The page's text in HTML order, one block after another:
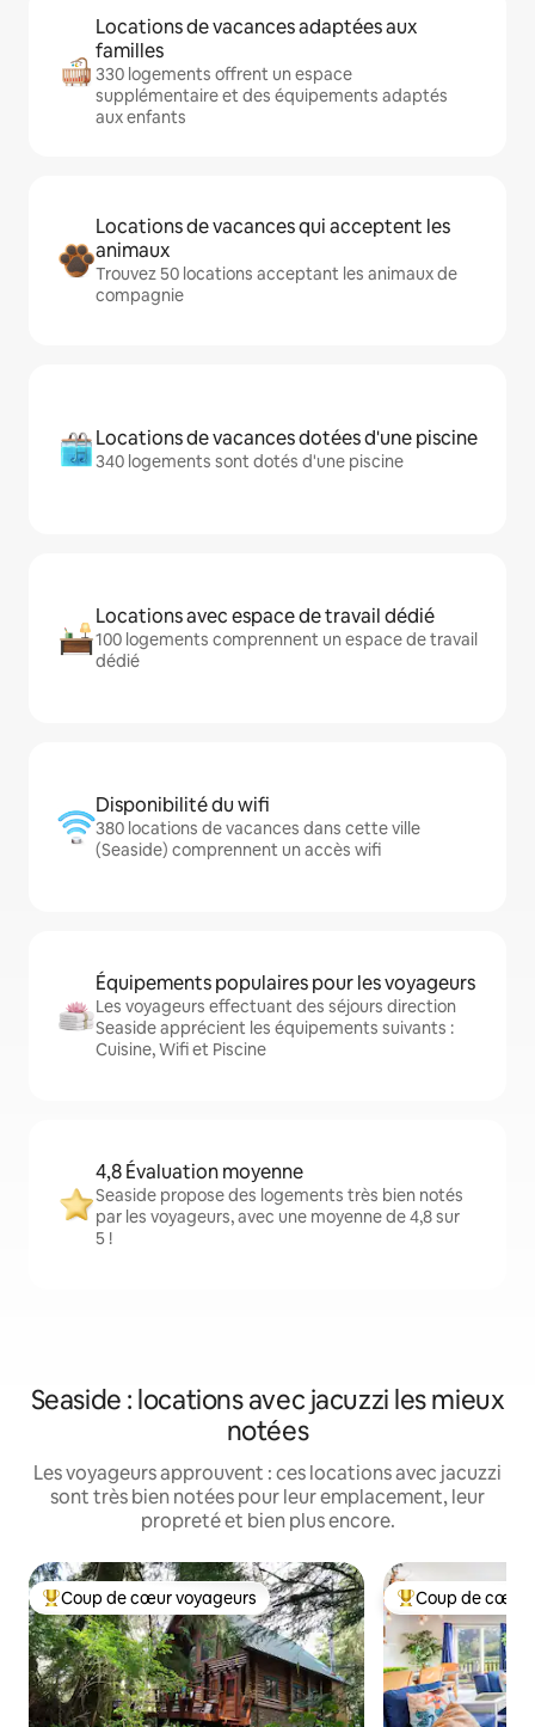
Locations de vacances adaptées aux
familles
330 logements offrent un espace
supplémentaire et des équipements adaptés
aux enfants
Locations de vacances qui acceptent les
animaux
Trouvez 50 locations acceptant les animaux de
compagnie
Locations de vacances dotées d'une piscine
340 logements sont dotés d'une piscine
Locations avec espace de travail dédié
100 logements comprennent un espace de travail
dédié
Disponibilité du wifi
380 locations de vacances dans cette ville
(Seaside) comprennent un accès wifi
Équipements populaires pour les voyageurs
Les voyageurs effectuant des séjours direction
Seaside apprécient les équipements suivants :
Cuisine, Wifi et Piscine
4,8 Évaluation moyenne
Seaside propose des logements très bien notés
par les voyageurs, avec une moyenne de 4,8 sur
5 !
Seaside : locations avec jacuzzi les mieux
notées
Les voyageurs approuvent : ces locations avec jacuzzi
sont très bien notées pour leur emplacement, leur
propreté et bien plus encore.
Coups de cœur voyageurs les plus appréciés
Coup de cœur voyageurs Coups de cœur
Coup de cœur